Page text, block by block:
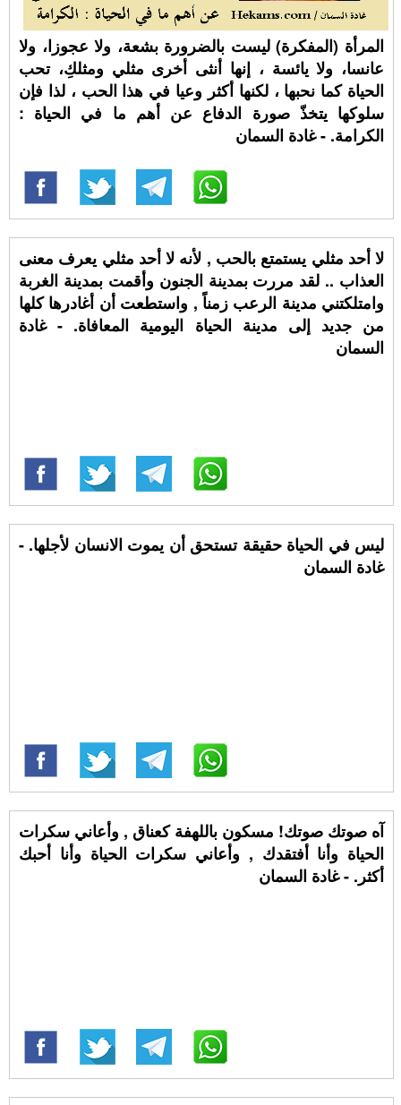
المرأة (المفكرة) ليست بالضرورة بشعة، ولا عجوزا، ولا
عانسا، ولا يائسة ، إنها أنثى أخرى مثلي ومثلكِ، تحب
الحياة كما نحبها ، لكنها أكثر وعيا في هذا الحب ، لذا فإن
سلوكها يتخذّ صورة الدفاع عن أهم ما في الحياة :
الكرامة. - غادة السمان
لا أحد مثلي يستمتع بالحب , لأنه لا أحد مثلي يعرف معنى
العذاب .. لقد مررت بمدينة الجنون وأقمت بمدينة الغربة
وامتلكتني مدينة الرعب زمناً , واستطعت أن أغادرها كلها
من جديد إلى مدينة الحياة اليومية المعافاة. - غادة
السمان
ليس في الحياة حقيقة تستحق أن يموت الانسان لأجلها. -
غادة السمان
آه صوتك صوتك! مسكون باللهفة كعناق , وأعاني سكرات
الحياة وأنا أفتقدك , وأعاني سكرات الحياة وأنا أحبك
أكثر. - غادة السمان